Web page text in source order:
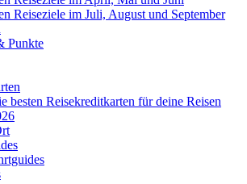
Reiseziele im Juli, August und September
Punkte
besten Reisekreditkarten für deine Reisen